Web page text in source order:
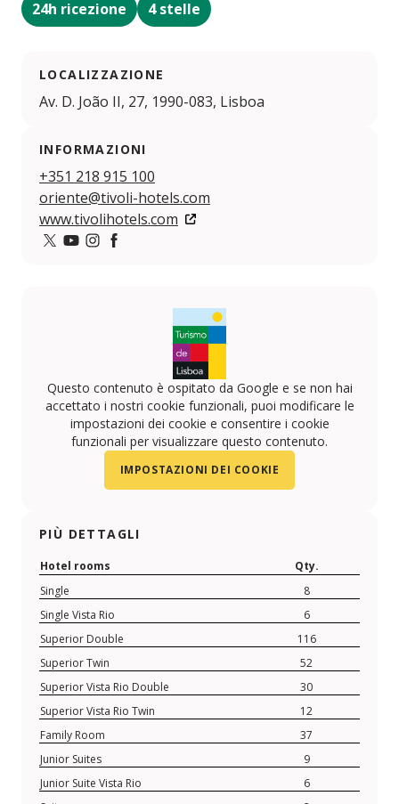
24h ricezione
4 stelle
LOCALIZZAZIONE
Av. D. João II, 27, 1990-083, Lisboa
INFORMAZIONI
+351 218 915 100
oriente@tivoli-hotels.com
www.tivolihotels.com
Questo contenuto è ospitato da Google e se non hai
accettato i nostri cookie funzionali, puoi modificare le
impostazioni dei cookie e consentire i cookie
funzionali per visualizzare questo contenuto.
IMPOSTAZIONI DEI COOKIE
PIÙ DETTAGLI
Hotel rooms
Qty.
Single
8
Single Vista Rio
6
Superior Double
116
Superior Twin
52
Superior Vista Rio Double
30
Superior Vista Rio Twin
12
Family Room
37
Junior Suites
9
Junior Suite Vista Rio
6